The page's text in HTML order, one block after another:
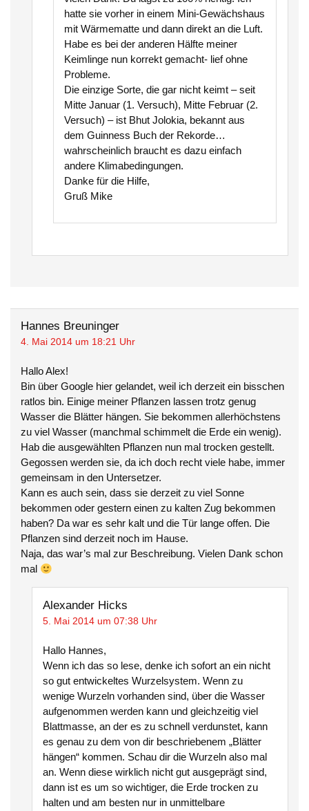
hatte sie vorher in einem Mini-Gewächshaus
mit Wärmematte und dann direkt an die Luft.
Habe es bei der anderen Hälfte meiner
Keimlinge nun korrekt gemacht- lief ohne
Probleme.
Die einzige Sorte, die gar nicht keimt – seit
Mitte Januar (1. Versuch), Mitte Februar (2.
Versuch) – ist Bhut Jolokia, bekannt aus
dem Guinness Buch der Rekorde…
wahrscheinlich braucht es dazu einfach
andere Klimabedingungen.
Danke für die Hilfe,
Gruß Mike
Hannes Breuninger
4. Mai 2014 um 18:21 Uhr
Hallo Alex!
Bin über Google hier gelandet, weil ich derzeit ein bisschen
ratlos bin. Einige meiner Pflanzen lassen trotz genug
Wasser die Blätter hängen. Sie bekommen allerhöchstens
zu viel Wasser (manchmal schimmelt die Erde ein wenig).
Hab die ausgewählten Pflanzen nun mal trocken gestellt.
Gegossen werden sie, da ich doch recht viele habe, immer
gemeinsam in den Untersetzer.
Kann es auch sein, dass sie derzeit zu viel Sonne
bekommen oder gestern einen zu kalten Zug bekommen
haben? Da war es sehr kalt und die Tür lange offen. Die
Pflanzen sind derzeit noch im Hause.
Naja, das war’s mal zur Beschreibung. Vielen Dank schon
mal
Alexander Hicks
5. Mai 2014 um 07:38 Uhr
Hallo Hannes,
Wenn ich das so lese, denke ich sofort an ein nicht
so gut entwickeltes Wurzelsystem. Wenn zu
wenige Wurzeln vorhanden sind, über die Wasser
aufgenommen werden kann und gleichzeitig viel
Blattmasse, an der es zu schnell verdunstet, kann
es genau zu dem von dir beschriebenem „Blätter
hängen“ kommen. Schau dir die Wurzeln also mal
an. Wenn diese wirklich nicht gut ausgeprägt sind,
dann ist es um so wichtiger, die Erde trocken zu
halten und am besten nur in unmittelbare